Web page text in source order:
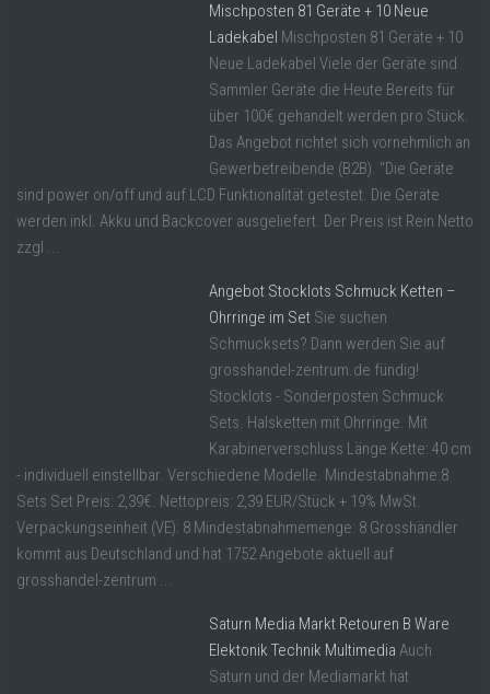
Mischposten 81 Geräte + 10 Neue
Ladekabel Mischposten 81 Geräte + 10
Neue Ladekabel Viele der Geräte sind
Sammler Geräte die Heute Bereits für
über 100€ gehandelt werden pro Stück.
Das Angebot richtet sich vornehmlich an
Gewerbetreibende (B2B). "Die Geräte
sind power on/off und auf LCD Funktionalität getestet. Die Geräte
werden inkl. Akku und Backcover ausgeliefert. Der Preis ist Rein Netto
zzgl ...
Angebot Stocklots Schmuck Ketten –
Ohrringe im Set Sie suchen
Schmucksets? Dann werden Sie auf
grosshandel-zentrum.de fündig!
Stocklots - Sonderposten Schmuck
Sets. Halsketten mit Ohrringe. Mit
Karabinerverschluss Länge Kette: 40 cm
- individuell einstellbar. Verschiedene Modelle. Mindestabnahme:8
Sets Set Preis: 2,39€. Nettopreis: 2,39 EUR/Stück + 19% MwSt.
Verpackungseinheit (VE): 8 Mindestabnahmemenge: 8 Grosshändler
kommt aus Deutschland und hat 1752 Angebote aktuell auf
grosshandel-zentrum ...
Saturn Media Markt Retouren B Ware
Elektonik Technik Multimedia Auch
Saturn und der Mediamarkt hat